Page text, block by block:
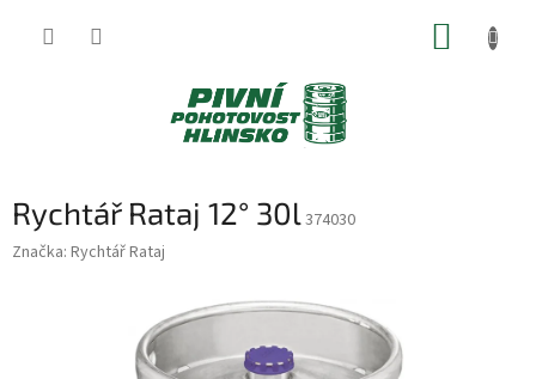
Rychtář Rataj 12° 30l374030
Značka: Rychtář Rataj